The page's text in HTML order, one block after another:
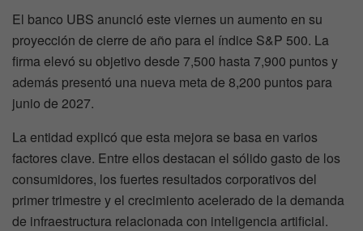
El banco UBS anunció este viernes un aumento en su
proyección de cierre de año para el índice S&P 500. La
firma elevó su objetivo desde 7,500 hasta 7,900 puntos y
además presentó una nueva meta de 8,200 puntos para
junio de 2027.
La entidad explicó que esta mejora se basa en varios
factores clave. Entre ellos destacan el sólido gasto de los
consumidores, los fuertes resultados corporativos del
primer trimestre y el crecimiento acelerado de la demanda
de infraestructura relacionada con inteligencia artificial.